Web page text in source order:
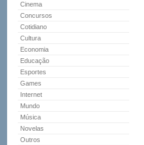
Cinema
Concursos
Cotidiano
Cultura
Economia
Educação
Esportes
Games
Internet
Mundo
Música
Novelas
Outros